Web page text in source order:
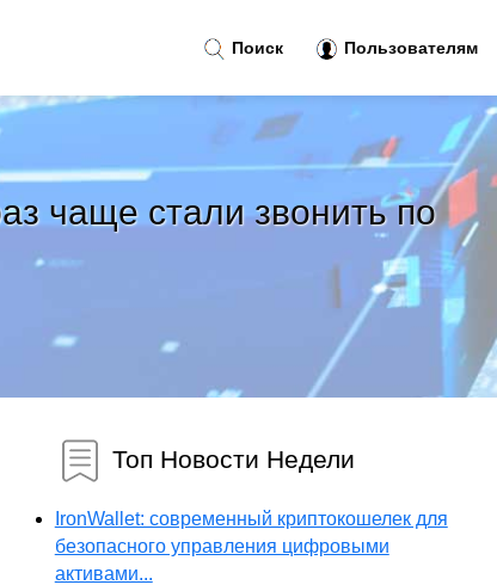
чаще стали звонить по
Топ Новости Недели
IronWallet: современный криптокошелек для
безопасного управления цифровыми
активами...
Поиск Пользователям